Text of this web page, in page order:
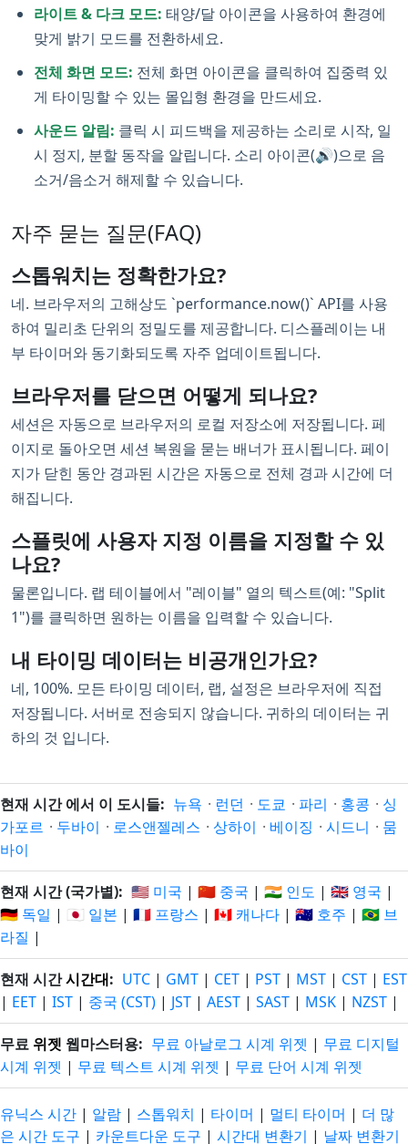
라이트 & 다크 모드: 태양/달 아이콘을 사용하여 환경에
맞게 밝기 모드를 전환하세요.
전체 화면 모드: 전체 화면 아이콘을 클릭하여 집중력 있
게 타이밍할 수 있는 몰입형 환경을 만드세요.
사운드 알림: 클릭 시 피드백을 제공하는 소리로 시작, 일
시 정지, 분할 동작을 알립니다. 소리 아이콘(🔊)으로 음
소거/음소거 해제할 수 있습니다.
자주 묻는 질문(FAQ)
스톱워치는 정확한가요?
네. 브라우저의 고해상도 `performance.now()` API를 사용
하여 밀리초 단위의 정밀도를 제공합니다. 디스플레이는 내
부 타이머와 동기화되도록 자주 업데이트됩니다.
브라우저를 닫으면 어떻게 되나요?
세션은 자동으로 브라우저의 로컬 저장소에 저장됩니다. 페
이지로 돌아오면 세션 복원을 묻는 배너가 표시됩니다. 페이
지가 닫힌 동안 경과된 시간은 자동으로 전체 경과 시간에 더
해집니다.
스플릿에 사용자 지정 이름을 지정할 수 있
나요?
물론입니다. 랩 테이블에서 "레이블" 열의 텍스트(예: "Split
1")를 클릭하면 원하는 이름을 입력할 수 있습니다.
내 타이밍 데이터는 비공개인가요?
네, 100%. 모든 타이밍 데이터, 랩, 설정은 브라우저에 직접
저장됩니다. 서버로 전송되지 않습니다. 귀하의 데이터는 귀
하의 것 입니다.
현재 시간 에서 이 도시들: 뉴욕 · 런던 · 도쿄 · 파리 · 홍콩 · 싱
가포르 · 두바이 · 로스앤젤레스 · 상하이 · 베이징 · 시드니 · 뭄
바이
현재 시간 (국가별): 🇺🇸 미국 | 🇨🇳 중국 | 🇮🇳 인도 | 🇬🇧 영국 |
🇩🇪 독일 | 🇯🇵 일본 | 🇫🇷 프랑스 | 🇨🇦 캐나다 | 🇦🇺 호주 | 🇧🇷 브
라질 |
현재 시간시간대: UTC | GMT | CET | PST | MST | CST | EST
| EET | IST | 중국 (CST) | JST | AEST | SAST | MSK | NZST |
무료 위젯 웹마스터용: 무료 아날로그 시계 위젯 | 무료 디지털
시계 위젯 | 무료 텍스트 시계 위젯 | 무료 단어 시계 위젯
유닉스 시간 | 알람 | 스톱워치 | 타이머 | 멀티 타이머 | 더 많
은 시간 도구 | 카운트다운 도구 | 시간대 변환기 | 날짜 변환기